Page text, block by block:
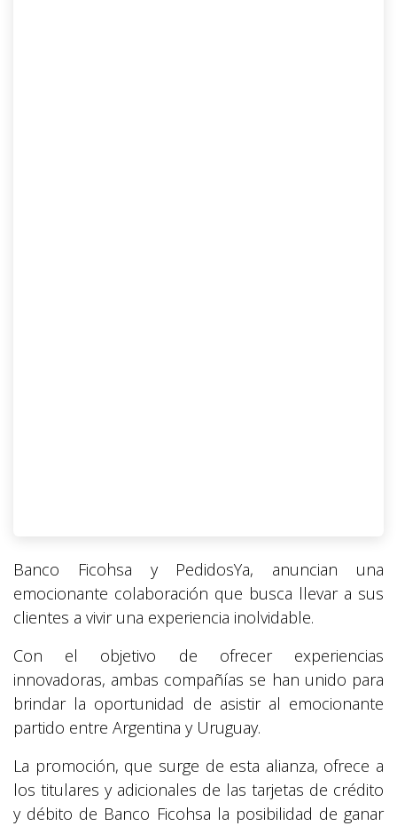
Banco Ficohsa y PedidosYa, anuncian una
emocionante colaboración que busca llevar a sus
clientes a vivir una experiencia inolvidable.
Con el objetivo de ofrecer experiencias
innovadoras, ambas compañías se han unido para
brindar la oportunidad de asistir al emocionante
partido entre Argentina y Uruguay.
La promoción, que surge de esta alianza, ofrece a
los titulares y adicionales de las tarjetas de crédito
y débito de Banco Ficohsa la posibilidad de ganar